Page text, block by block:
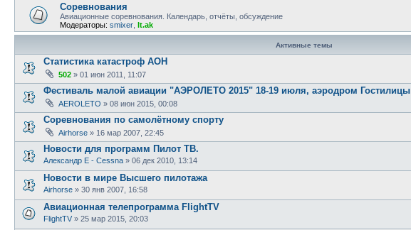
Соревнования
Авиационные соревнования. Календарь, отчёты, обсуждение
Модераторы: smixer lt.ak
Активные темы
Статистика катастроф АОН
502 » 01 июн 2011, 11:07
Фестиваль малой авиации "АЭРОЛЕТО 2015" 18-19 июля, аэродром Гостилицы
AEROLETO » 08 июн 2015, 00:08
Соревнования по самолётному спорту
Airhorse » 16 мар 2007, 22:45
Новости для программ Пилот ТВ.
Александр E - Cessna » 06 дек 2010, 13:14
Новости в мире Высшего пилотажа
Airhorse » 30 янв 2007, 16:58
Авиационная телепрограмма FlightTV
FlightTV » 25 мар 2015, 20:03